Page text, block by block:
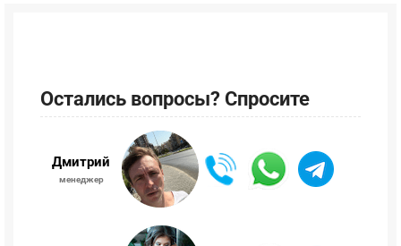
Остались вопросы? Спросите
Дмитрий
менеджер